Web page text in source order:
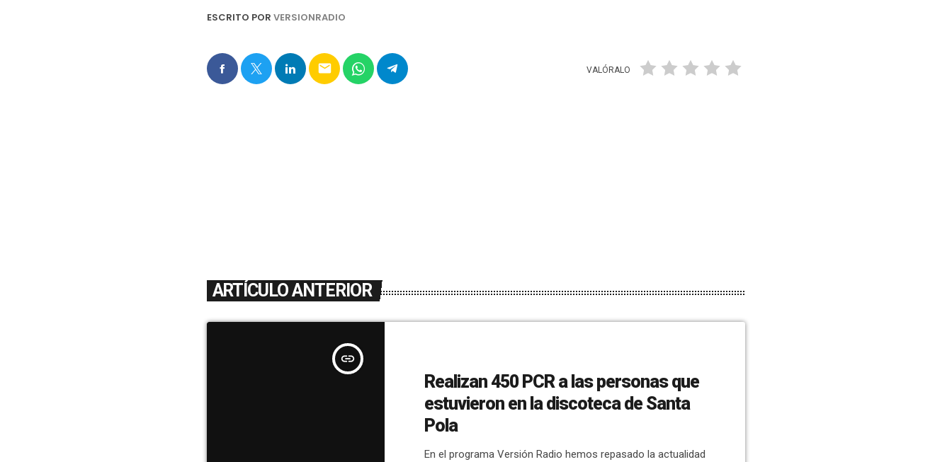
ESCRITO POR VERSIONRADIO
email VALÓRALO
ARTÍCULO ANTERIOR
insert_link
Realizan 450 PCR a las personas que
estuvieron en la discoteca de Santa
Pola
En el programa Versión Radio hemos repasado la actualidad